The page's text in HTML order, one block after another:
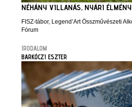
NÉHÁNY VILLANÁS, NYÁRI
FISZ-tábor, Legend’Art Összművészeti
Fórum
IRODALOM
BARKÓCZI ESZTER